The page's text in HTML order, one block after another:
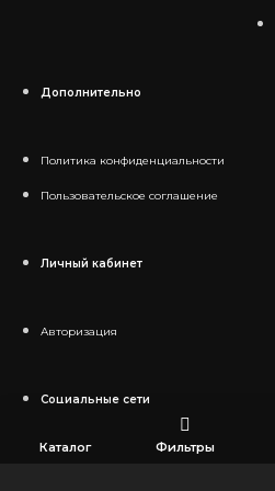
Дополнительно
Политика конфиденциальности
Пользовательское соглашение
Личный кабинет
Авторизация
Социальные сети
Каталог Фильтры